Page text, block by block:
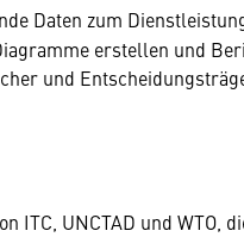
Daten zum
erstellen und
und
ITC, UNCTAD und WTO,